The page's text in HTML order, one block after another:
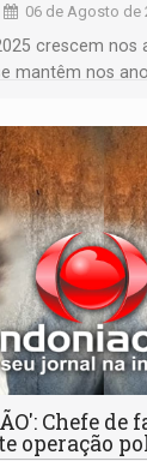
06 de Agosto de
crescem nos
mantêm nos
Chefe de
operação